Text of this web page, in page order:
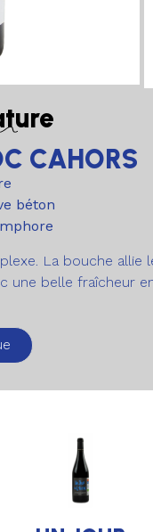
CAHORS
béton
La bouche allie
une belle fraîcheur